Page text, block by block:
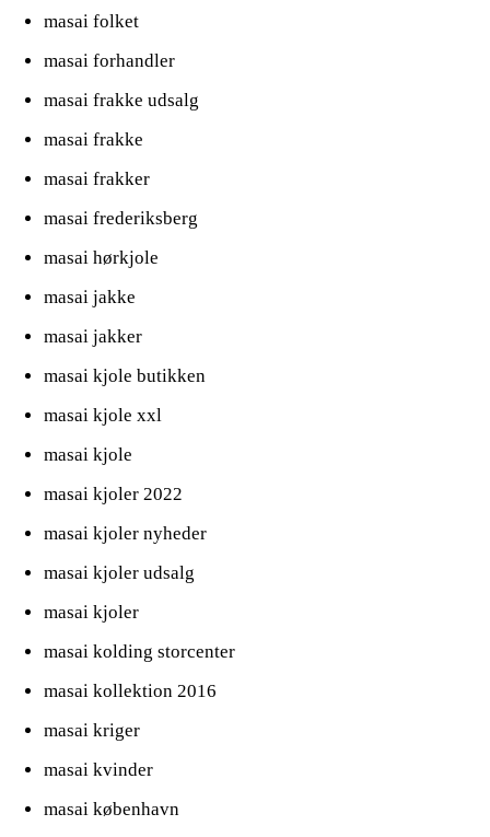
masai folket
masai forhandler
masai frakke udsalg
masai frakke
masai frakker
masai frederiksberg
masai hørkjole
masai jakke
masai jakker
masai kjole butikken
masai kjole xxl
masai kjole
masai kjoler 2022
masai kjoler nyheder
masai kjoler udsalg
masai kjoler
masai kolding storcenter
masai kollektion 2016
masai kriger
masai kvinder
masai københavn